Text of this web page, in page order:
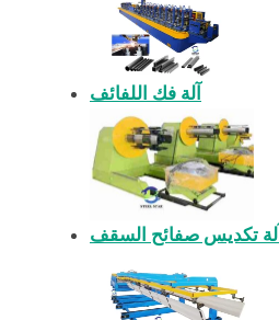
آلة فك اللفائف
آلة تكديس صفائح السقف